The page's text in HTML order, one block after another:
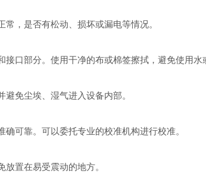
，是否有松动、损坏或漏电等情况。
口部分。使用干净的布或棉签擦拭，避免使用水
免尘埃、湿气进入设备内部。
可靠。可以委托专业的校准机构进行校准。
置在易受震动的地方。